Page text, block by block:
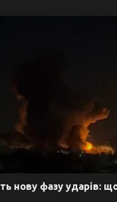
нову фазу ударів: